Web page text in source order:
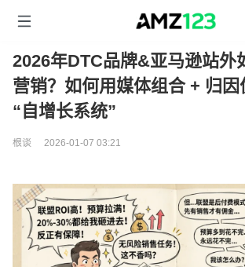
2026年DTC品牌&亚马逊站外
营销？如何用媒体组合 + 归
“自增长系统”
根谈 2026-01-07 03:21